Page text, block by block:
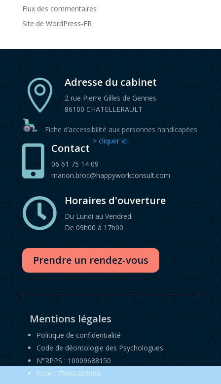
Flux des commentaires
Site de WordPress-FR
 Adresse du cabinet
2 rue Pierre Gilles de Gennes
86100 CHATELLERAULT
Fiche d’accessibilité aux personnes handicapées
> cliquer ici
 Contact
06 61 75 14 09
marion.broc@happyworkconsult.com
 Horaires d'ouverture
Du Lundi au Vendredi
De 09h00 à 17h00
Prendre un rendez-vous
Mentions légales
Politique de confidentialité
Code de déontologie des Psychologues
N°RPPS : 10009688150
NDA : 75860205086